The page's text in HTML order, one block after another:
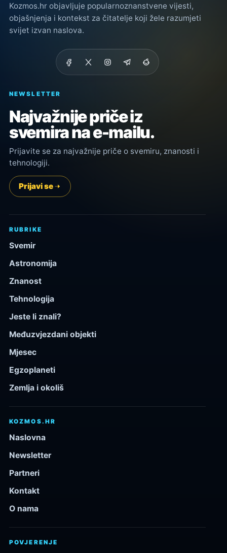
Kozmos.hr objavljuje popularnoznanstvene vijesti,
objašnjenja i kontekst za čitatelje koji žele razumjeti
svijet izvan naslova.
NEWSLETTER
Najvažnije priče iz
svemira na e-mailu.
Prijavite se za najvažnije priče o svemiru, znanosti i
tehnologiji.
Prijavi se
RUBRIKE
Svemir
Astronomija
Znanost
Tehnologija
Jeste li znali?
Međuzvjezdani objekti
Mjesec
Egzoplaneti
Zemlja i okoliš
KOZMOS.HR
Naslovna
Newsletter
Partneri
Kontakt
O nama
POVJERENJE